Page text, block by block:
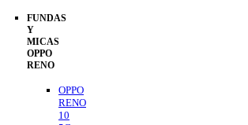
FUNDAS
Y
MICAS
OPPO
RENO
OPPO
RENO
10